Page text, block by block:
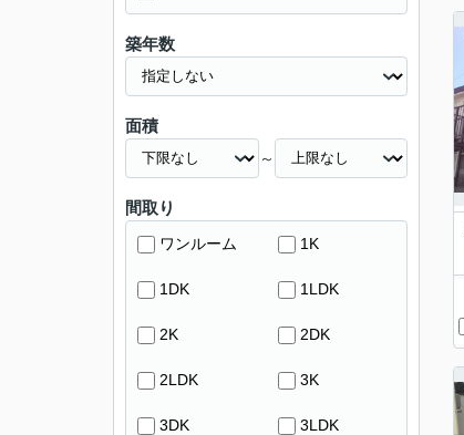
築年数
面積
～
間取り
ワンルーム 1K
1DK 1LDK
2K 2DK
2LDK 3K
3DK 3LDK